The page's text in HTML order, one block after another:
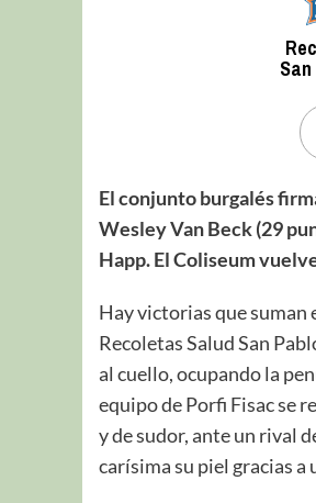
El conjunto burgalés
Wesley Van Beck (29
Happ. El Coliseum
Hay victorias que suman
Recoletas Salud San
al cuello, ocupando la
equipo de Porfi Fisac se
y de sudor, ante un rival
carísima su piel gracias